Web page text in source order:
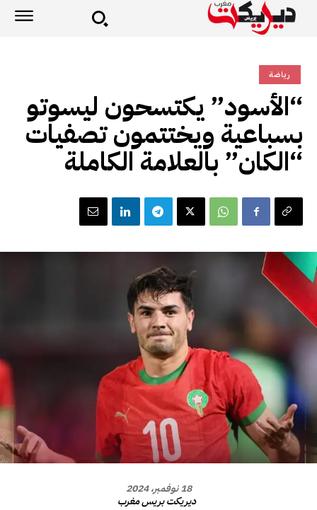
رياضة
“الأسود” يكتسحون ليسوتو
بسباعية ويختتمون تصفيات
“الكان” بالعلامة الكاملة
18 نوفمبر، 2024
ديريكت بريس مغرب